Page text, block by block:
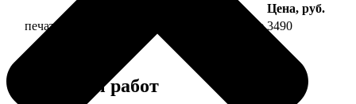
Цена, руб.
печать фото на холсте 30х60 на подрамнике 3490
Примеры работ